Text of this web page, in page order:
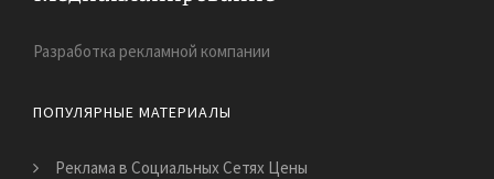
Разработка рекламной компании
ПОПУЛЯРНЫЕ МАТЕРИАЛЫ
Реклама в Социальных Сетях Цены